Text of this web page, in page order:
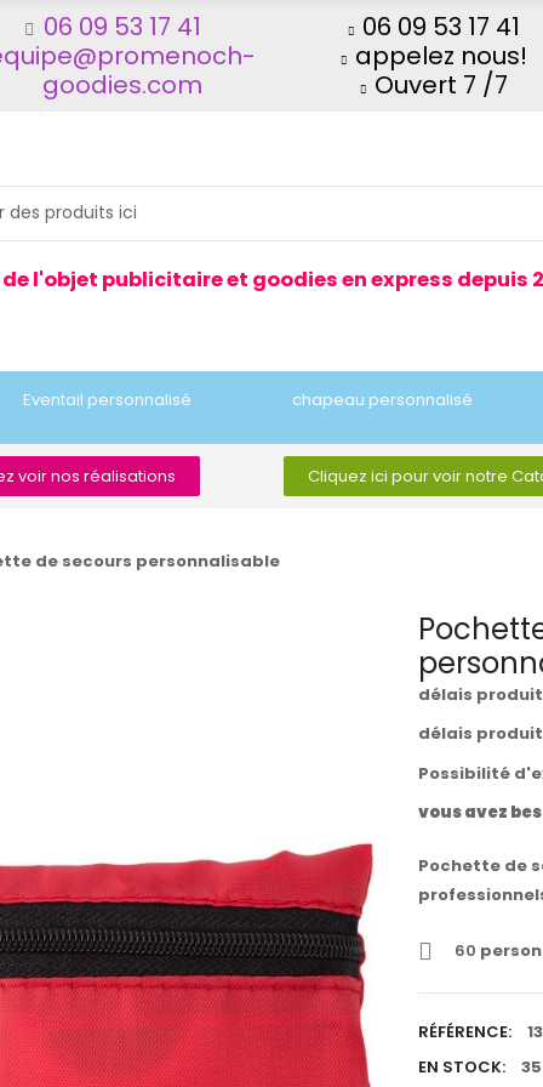
06 09 53 17 41
goodies.com
06 09 53 17 41
appelez nous!
Ouvert 7 /7
l'objet publicitaire et goodies en express depuis
Eventail personnalisé chapeau personnalisé
voir nos réalisations Cliquez ici pour voir notre
de secours personnalisable
délais
délais produit
Possibilité
vous avez
Pochette de
60
RÉFÉRENCE:
EN STOCK: